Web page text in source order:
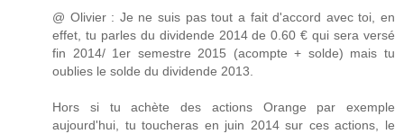
@ Olivier : Je ne suis pas tout a fait d'accord avec toi, en
effet, tu parles du dividende 2014 de 0.60 € qui sera versé
fin 2014/ 1er semestre 2015 (acompte + solde) mais tu
oublies le solde du dividende 2013.
Hors si tu achète des actions Orange par exemple
aujourd'hui, tu toucheras en juin 2014 sur ces actions, le